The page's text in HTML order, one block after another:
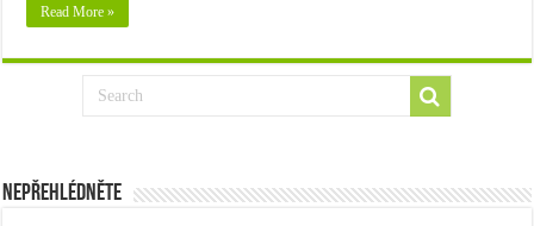
Read More »
Nepřehlédněte